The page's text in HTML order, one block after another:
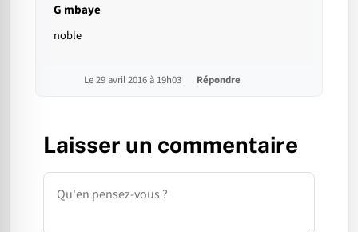
G mbaye
noble
Le 29 avril 2016 à 19h03 Répondre
Laisser un commentaire
Commentaire